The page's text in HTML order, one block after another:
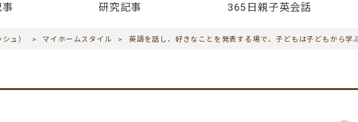
事 研究記事 365日親子英会話
ュ） > マイホームスタイル > 英語を話し、好きなことを発表する場で、子どもは子どもから学